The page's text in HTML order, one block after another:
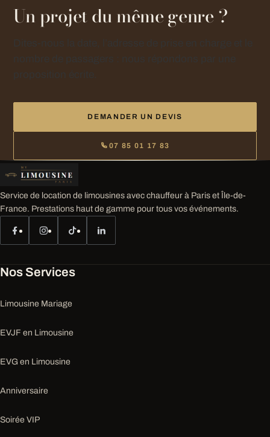
Un projet du même genre ?
DEMANDER UN DEVIS
07 85 01 17 83
Service de location de limousines avec chauffeur à Paris et Île-de-
France. Prestations haut de gamme pour tous vos événements.
Nos Services
Limousine Mariage
EVJF en Limousine
EVG en Limousine
Anniversaire
Soirée VIP